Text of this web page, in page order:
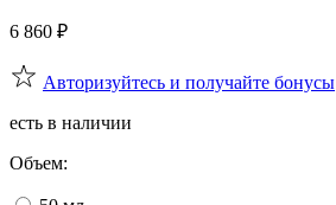
6 860 ₽
Авторизуйтесь и получайте бонусы
есть в наличии
Объем: